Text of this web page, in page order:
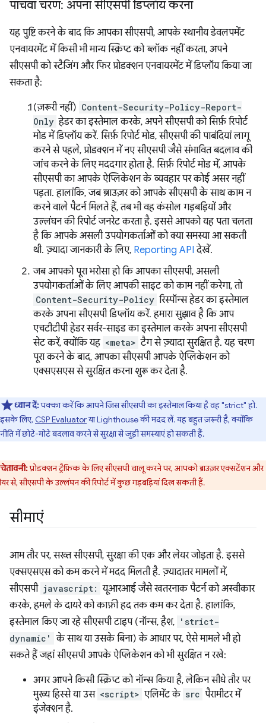
पांचवां चरण: अपना सीएसपी डिप्लॉय करना
यह पुष्टि करने के बाद कि आपका सीएसपी, आपके स्थानीय डेवलपमेंट
एनवायरमेंट में किसी भी मान्य स्क्रिप्ट को ब्लॉक नहीं करता, अपने
सीएसपी को स्टैजिंग और फिर प्रोडक्शन एनवायरमेंट में डिप्लॉय किया जा
सकता है:
(ज़रूरी नहीं) Content-Security-Policy-Report-
Only हेडर का इस्तेमाल करके, अपने सीएसपी को सिर्फ़ रिपोर्ट
मोड में डिप्लॉय करें. सिर्फ़ रिपोर्ट मोड, सीएसपी की पाबंदियां लागू
करने से पहले, प्रोडक्शन में नए सीएसपी जैसे संभावित बदलाव की
जांच करने के लिए मददगार होता है. सिर्फ़ रिपोर्ट मोड में, आपके
सीएसपी का आपके ऐप्लिकेशन के व्यवहार पर कोई असर नहीं
पड़ता. हालांकि, जब ब्राउज़र को आपके सीएसपी के साथ काम न
करने वाले पैटर्न मिलते हैं, तब भी वह कंसोल गड़बड़ियों और
उल्लंघन की रिपोर्ट जनरेट करता है. इससे आपको यह पता चलता
है कि आपके असली उपयोगकर्ताओं को क्या समस्या आ सकती
थी. ज़्यादा जानकारी के लिए, Reporting API देखें.
जब आपको पूरा भरोसा हो कि आपका सीएसपी, असली
उपयोगकर्ताओं के लिए आपकी साइट को काम नहीं करेगा, तो
Content-Security-Policy रिस्पॉन्स हेडर का इस्तेमाल
करके अपना सीएसपी डिप्लॉय करें. हमारा सुझाव है कि आप
एचटीटीपी हेडर सर्वर-साइड का इस्तेमाल करके अपना सीएसपी
सेट करें, क्योंकि यह <meta> टैग से ज़्यादा सुरक्षित है. यह चरण
पूरा करने के बाद, आपका सीएसपी आपके ऐप्लिकेशन को
एक्सएसएस से सुरक्षित करना शुरू कर देता है.
ध्यान दें:पक्का करें कि आपने जिस सीएसपी का इस्तेमाल किया है वह "strict" हो.
इसके लिए, CSP Evaluatorया Lighthouse की मदद लें. यह बहुत ज़रूरी है, क्योंकि
नीति में छोटे-मोटे बदलाव करने से सुरक्षा से जुड़ी समस्याएं हो सकती हैं.
चेतावनी:प्रोडक्शन ट्रैफ़िक के लिए सीएसपी चालू करने पर, आपको ब्राउज़र एक्सटेंशन और
से, सीएसपी के उल्लंघन की रिपोर्ट में कुछ गड़बड़ियां दिख सकती हैं.
सीमाएं
आम तौर पर, सख्त सीएसपी, सुरक्षा की एक और लेयर जोड़ता है. इससे
एक्सएसएस को कम करने में मदद मिलती है. ज़्यादातर मामलों में,
सीएसपी javascript: यूआरआई जैसे खतरनाक पैटर्न को अस्वीकार
करके, हमले के दायरे को काफ़ी हद तक कम कर देता है. हालांकि,
इस्तेमाल किए जा रहे सीएसपी टाइप (नॉन्स, हैश, 'strict-
dynamic' के साथ या उसके बिना) के आधार पर, ऐसे मामले भी हो
सकते हैं जहां सीएसपी आपके ऐप्लिकेशन को भी सुरक्षित न रखे:
अगर आपने किसी स्क्रिप्ट को नॉन्स किया है, लेकिन सीधे तौर पर
मुख्य हिस्से या उस <script> एलिमेंट के src पैरामीटर में
इंजेक्शन है.